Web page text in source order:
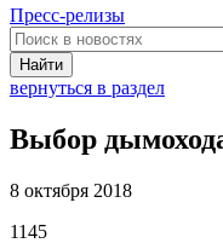
Пресс-релизы
Найти
вернуться в раздел
Выбор
8 октября 2018
1145